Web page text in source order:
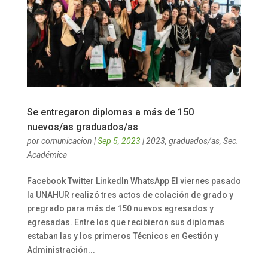
Se entregaron diplomas a más de 150
nuevos/as graduados/as
porcomunicacion |Sep 5, 2023 |2023, graduados/as, Sec.
Académica
Facebook Twitter LinkedIn WhatsApp El viernes pasado
la UNAHUR realizó tres actos de colación de grado y
pregrado para más de 150 nuevos egresados y
egresadas. Entre los que recibieron sus diplomas
estaban las y los primeros Técnicos en Gestión y
Administración...